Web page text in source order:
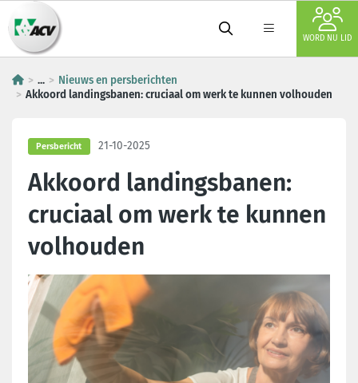
WORD NU LID
...
Nieuws en persberichten
Akkoord landingsbanen: cruciaal om werk te kunnen volhouden
Persbericht 21-10-2025
Akkoord landingsbanen:
cruciaal om werk te kunnen
volhouden